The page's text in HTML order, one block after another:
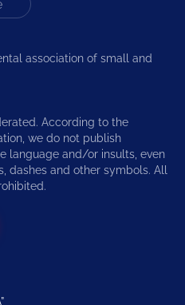
association of small and
According to the
we do not publish
language and/or insults, even
dashes and other symbols. All